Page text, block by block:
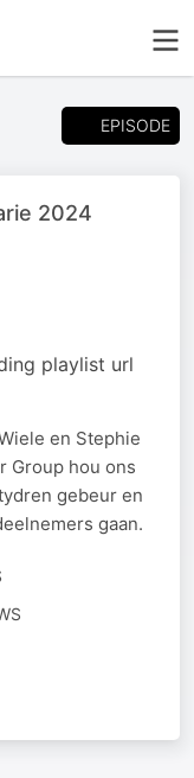
EPISODE
2024
playlist url
en Stephie
Group hou ons
gebeur en
gaan.